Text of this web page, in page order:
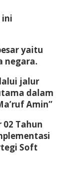
ini
yaitu
negara.
jalur
dalam
Amin”
Tahun
Soft